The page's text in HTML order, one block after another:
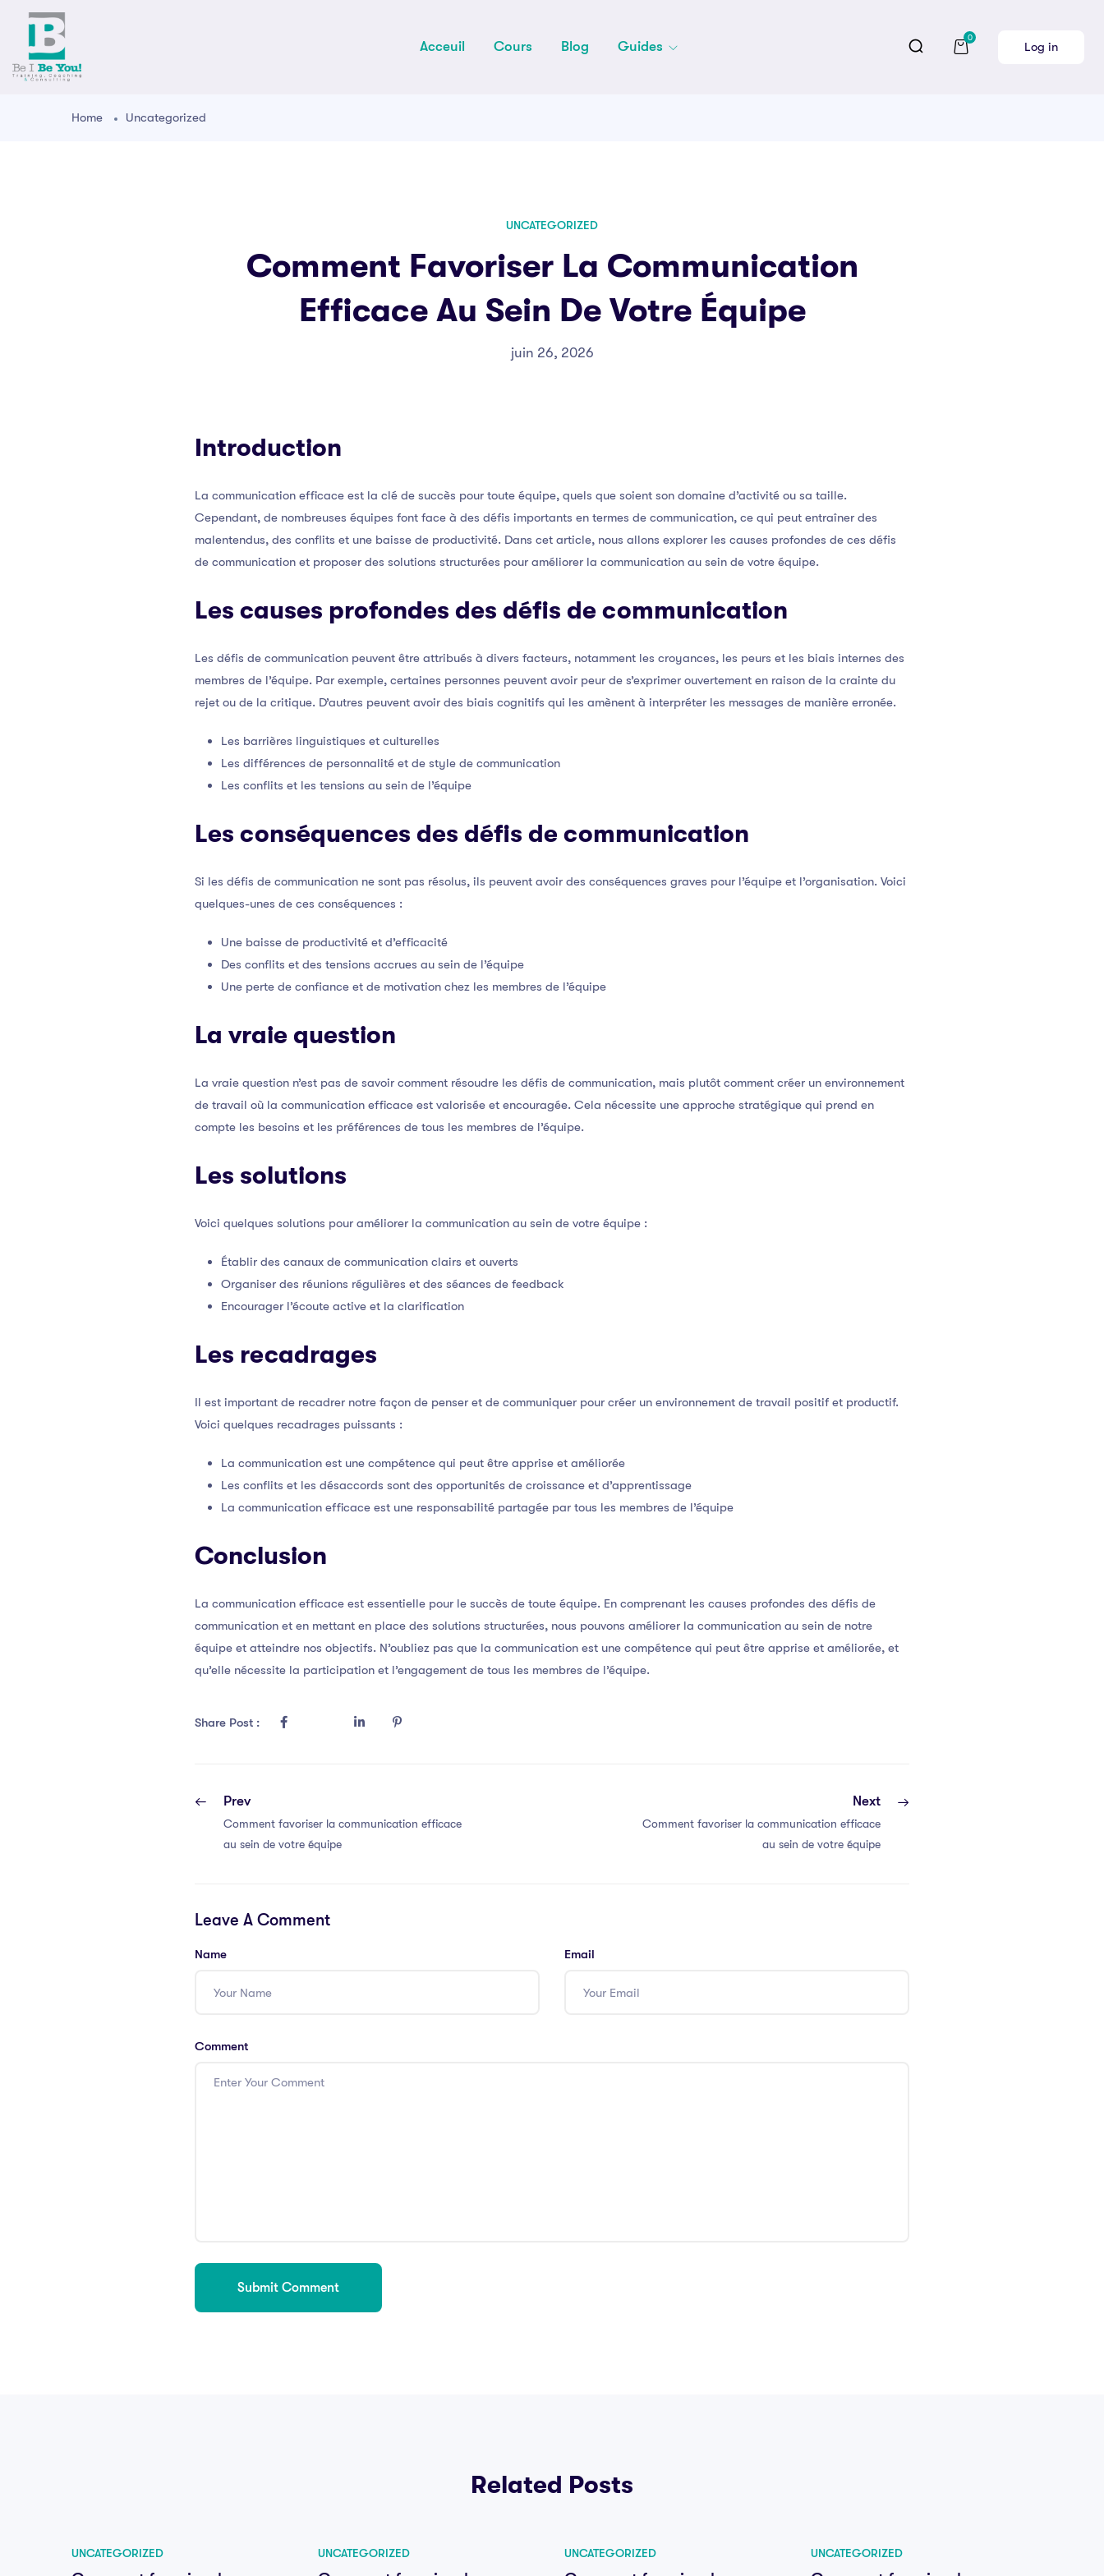
Acceuil Cours Blog Guides
0
Log in
Home Uncategorized
UNCATEGORIZED
Comment Favoriser La Communication
Efficace Au Sein De Votre Équipe
juin 26, 2026
Introduction
La communication efficace est la clé de succès pour toute équipe, quels que soient son domaine d’activité ou sa taille.
Cependant, de nombreuses équipes font face à des défis importants en termes de communication, ce qui peut entraîner des
malentendus, des conflits et une baisse de productivité. Dans cet article, nous allons explorer les causes profondes de ces défis
de communication et proposer des solutions structurées pour améliorer la communication au sein de votre équipe.
Les causes profondes des défis de communication
Les défis de communication peuvent être attribués à divers facteurs, notamment les croyances, les peurs et les biais internes des
membres de l’équipe. Par exemple, certaines personnes peuvent avoir peur de s’exprimer ouvertement en raison de la crainte du
rejet ou de la critique. D’autres peuvent avoir des biais cognitifs qui les amènent à interpréter les messages de manière erronée.
Les barrières linguistiques et culturelles
Les différences de personnalité et de style de communication
Les conflits et les tensions au sein de l’équipe
Les conséquences des défis de communication
Si les défis de communication ne sont pas résolus, ils peuvent avoir des conséquences graves pour l’équipe et l’organisation. Voici
quelques-unes de ces conséquences :
Une baisse de productivité et d’efficacité
Des conflits et des tensions accrues au sein de l’équipe
Une perte de confiance et de motivation chez les membres de l’équipe
La vraie question
La vraie question n’est pas de savoir comment résoudre les défis de communication, mais plutôt comment créer un environnement
de travail où la communication efficace est valorisée et encouragée. Cela nécessite une approche stratégique qui prend en
compte les besoins et les préférences de tous les membres de l’équipe.
Les solutions
Voici quelques solutions pour améliorer la communication au sein de votre équipe :
Établir des canaux de communication clairs et ouverts
Organiser des réunions régulières et des séances de feedback
Encourager l’écoute active et la clarification
Les recadrages
Il est important de recadrer notre façon de penser et de communiquer pour créer un environnement de travail positif et productif.
Voici quelques recadrages puissants :
La communication est une compétence qui peut être apprise et améliorée
Les conflits et les désaccords sont des opportunités de croissance et d’apprentissage
La communication efficace est une responsabilité partagée par tous les membres de l’équipe
Conclusion
La communication efficace est essentielle pour le succès de toute équipe. En comprenant les causes profondes des défis de
communication et en mettant en place des solutions structurées, nous pouvons améliorer la communication au sein de notre
équipe et atteindre nos objectifs. N’oubliez pas que la communication est une compétence qui peut être apprise et améliorée, et
qu’elle nécessite la participation et l’engagement de tous les membres de l’équipe.
Share Post :
Prev
Comment favoriser la communication efficace
au sein de votre équipe
Next
Comment favoriser la communication efficace
au sein de votre équipe
Leave A Comment
Name Email
Comment
Related Posts
UNCATEGORIZED UNCATEGORIZED UNCATEGORIZED UNCATEGORIZED